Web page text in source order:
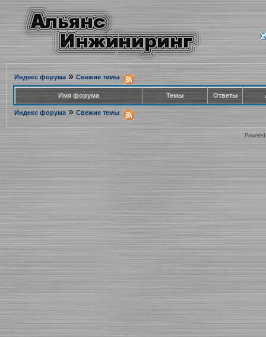
Индекс форума» Свежие темы
Имя форума Темы Ответы
Индекс форума » Свежие темы